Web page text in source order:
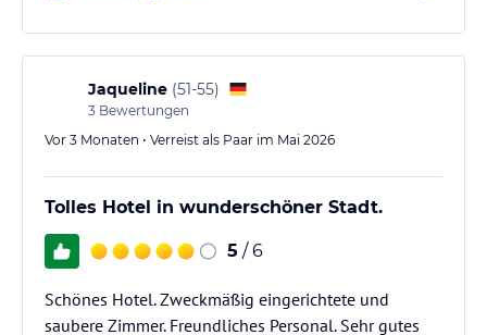
Jaqueline (51-55)
3 Bewertungen
Vor 3 Monaten • Verreist als Paar im Mai 2026
Tolles Hotel in wunderschöner Stadt.
5 / 6
Schönes Hotel. Zweckmäßig eingerichtete und
saubere Zimmer. Freundliches Personal. Sehr gutes